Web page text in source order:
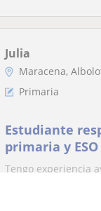
Julia
Maracena,
Primaria
Estudiante
primaria y
Tengo experiencia